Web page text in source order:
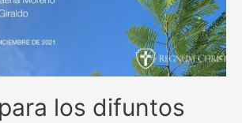
los difuntos